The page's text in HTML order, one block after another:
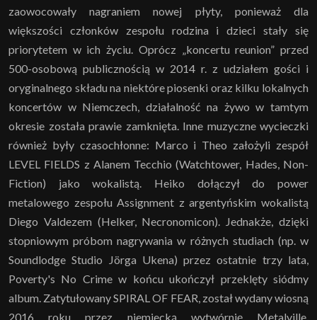
zaowocowały nagraniem nowej płyty, ponieważ dla
większości członków zespołu rodzina i dzieci stały się
priorytetem w ich życiu. Oprócz „koncertu reunion” przed
500-osobową publicznością w 2014 r. z udziałem gości i
oryginalnego składu na niektóre piosenki oraz kilku lokalnych
koncertów w Niemczech, działalność na żywo w tamtym
okresie została prawie zamknięta. Inne muzyczne wycieczki
również były czasochłonne: Marco i Theo założyli zespół
LEVEL FIELDS z Alanem Tecchio (Watchtower, Hades, Non-
Fiction) jako wokalistą. Heiko dołączył do power
metalowego zespołu Assignment z argentyńskim wokalistą
Diego Valdezem (Helker, Necronomicon). Jednakże, dzięki
stopniowym próbom nagrywania w różnych studiach (np. w
Soundlodge Studio Jörga Ukena) przez ostatnie trzy lata,
Poverty's No Crime w końcu ukończył przeklęty siódmy
album. Zatytułowany SPIRAL OF FEAR, został wydany wiosną
2016 roku przez niemiecką wytwórnię Metalville.